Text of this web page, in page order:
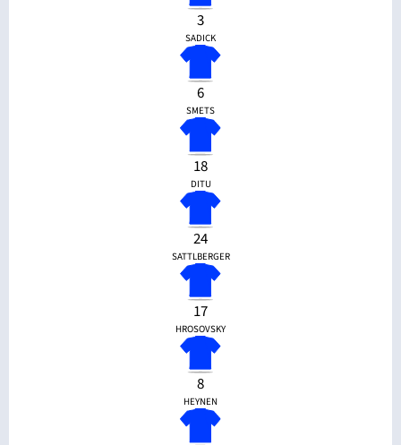
3
SADICK
6
SMETS
18
DITU
24
SATTLBERGER
17
HROSOVSKY
8
HEYNEN